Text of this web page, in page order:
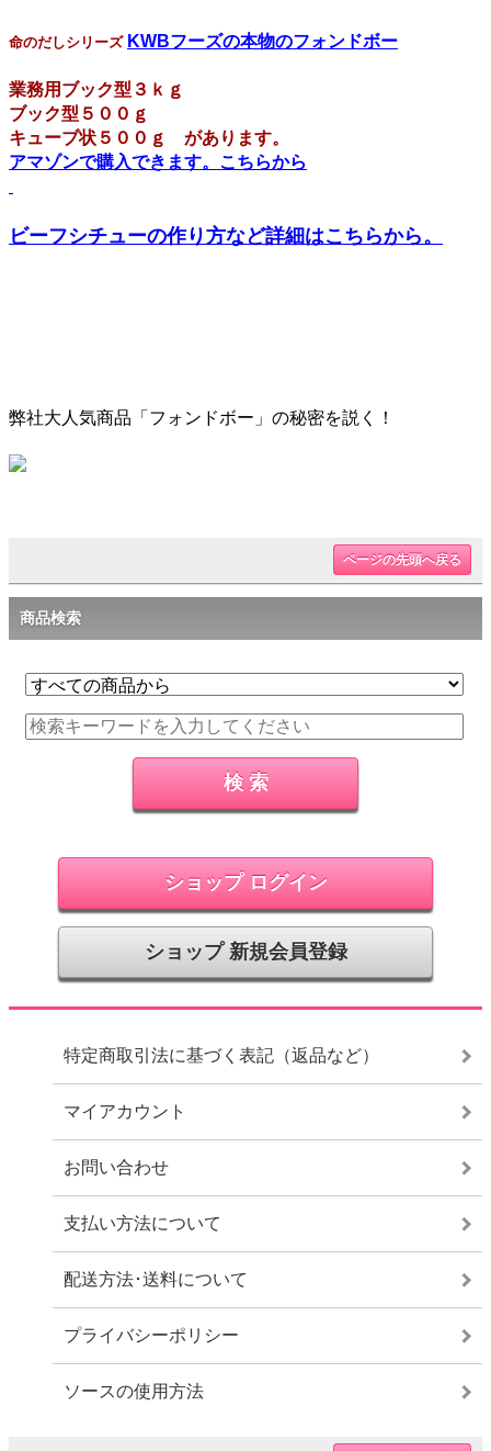
命のだしシリーズ KWBフーズの本物のフォンドボー
業務用ブック型３ｋｇ
ブック型５００ｇ
キューブ状５００ｇ があります。
アマゾンで購入できます。こちらから
ビーフシチューの作り方など詳細はこちらから。
弊社大人気商品「フォンドボー」の秘密を説く！
ページの先頭へ戻る
商品検索
ショップ ログイン
ショップ 新規会員登録
特定商取引法に基づく表記（返品など）
マイアカウント
お問い合わせ
支払い方法について
配送方法･送料について
プライバシーポリシー
ソースの使用方法